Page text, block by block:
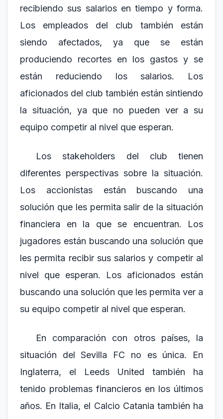
recibiendo sus salarios en tiempo y forma.
Los empleados del club también están
siendo afectados, ya que se están
produciendo recortes en los gastos y se
están reduciendo los salarios. Los
aficionados del club también están sintiendo
la situación, ya que no pueden ver a su
equipo competir al nivel que esperan.
Los stakeholders del club tienen
diferentes perspectivas sobre la situación.
Los accionistas están buscando una
solución que les permita salir de la situación
financiera en la que se encuentran. Los
jugadores están buscando una solución que
les permita recibir sus salarios y competir al
nivel que esperan. Los aficionados están
buscando una solución que les permita ver a
su equipo competir al nivel que esperan.
En comparación con otros países, la
situación del Sevilla FC no es única. En
Inglaterra, el Leeds United también ha
tenido problemas financieros en los últimos
años. En Italia, el Calcio Catania también ha